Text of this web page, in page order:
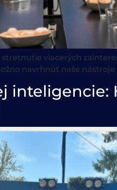
viacerých
navrhnúť naše
inteligencie: